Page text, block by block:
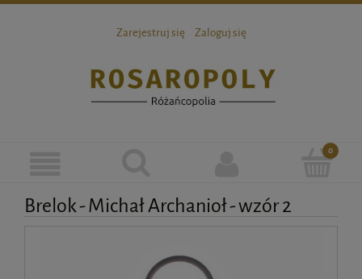
Zarejestruj się Zaloguj się
Brelok - Michał Archanioł - wzór 2